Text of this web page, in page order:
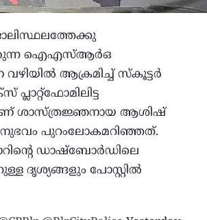
ഐഎസ്ആർഒ
ആക്രമിച്ച് സ്കൂട്ടർ
ശാസ്ത്രജ്ഞനായ ആശിഷ്
പുറംലോകമറിഞ്ഞത്.
ഡാഷ്ബോർഡിലെ
ദൃശ്യങ്ങളും പോസ്റ്റിൽ